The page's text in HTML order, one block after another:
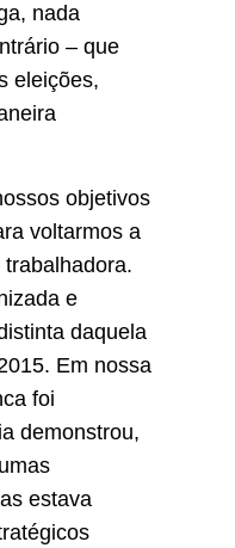
nada
– que
eleições,
objetivos
voltarmos a
e
daquela
Em nossa
foi
demonstrou,
estava